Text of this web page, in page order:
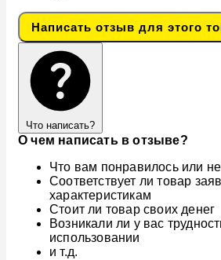
Написать отзыв для этого
Что написать?
О чем написать в отзыве?
Что вам понравилось или
Соответствует ли товар
характеристикам
Стоит ли товар своих денег
Возникали ли у вас
использовании
и т.д.